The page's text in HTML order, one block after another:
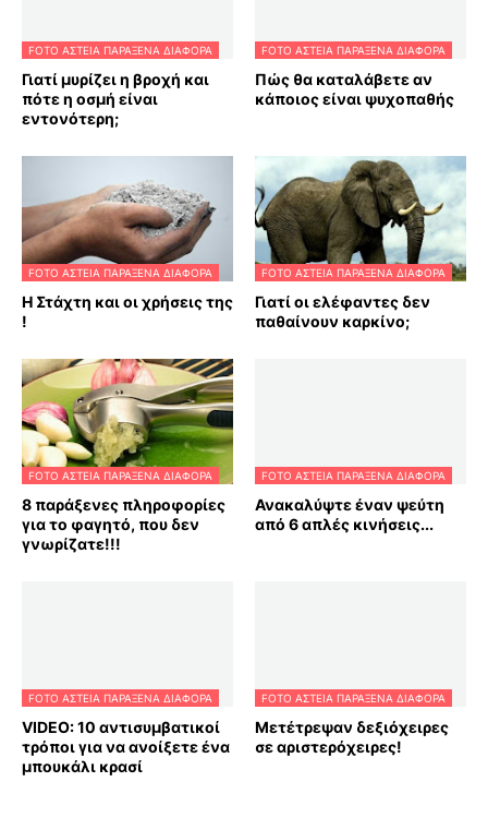
FOTO ΑΣΤΕΙΑ ΠΑΡΑΞΕΝΑ ΔΙΑΦΟΡΑ
Γιατί μυρίζει η βροχή και
πότε η οσμή είναι
εντονότερη;
FOTO ΑΣΤΕΙΑ ΠΑΡΑΞΕΝΑ ΔΙΑΦΟΡΑ
Πώς θα καταλάβετε αν
κάποιος είναι ψυχοπαθής
FOTO ΑΣΤΕΙΑ ΠΑΡΑΞΕΝΑ ΔΙΑΦΟΡΑ
Η Στάχτη και οι χρήσεις της
!
FOTO ΑΣΤΕΙΑ ΠΑΡΑΞΕΝΑ ΔΙΑΦΟΡΑ
Γιατί οι ελέφαντες δεν
παθαίνουν καρκίνο;
FOTO ΑΣΤΕΙΑ ΠΑΡΑΞΕΝΑ ΔΙΑΦΟΡΑ
8 παράξενες πληροφορίες
για το φαγητό, που δεν
γνωρίζατε!!!
FOTO ΑΣΤΕΙΑ ΠΑΡΑΞΕΝΑ ΔΙΑΦΟΡΑ
Ανακαλύψτε έναν ψεύτη
από 6 απλές κινήσεις...
FOTO ΑΣΤΕΙΑ ΠΑΡΑΞΕΝΑ ΔΙΑΦΟΡΑ
VIDEO: 10 αντισυμβατικοί
τρόποι για να ανοίξετε ένα
μπουκάλι κρασί
FOTO ΑΣΤΕΙΑ ΠΑΡΑΞΕΝΑ ΔΙΑΦΟΡΑ
Μετέτρεψαν δεξιόχειρες
σε αριστερόχειρες!